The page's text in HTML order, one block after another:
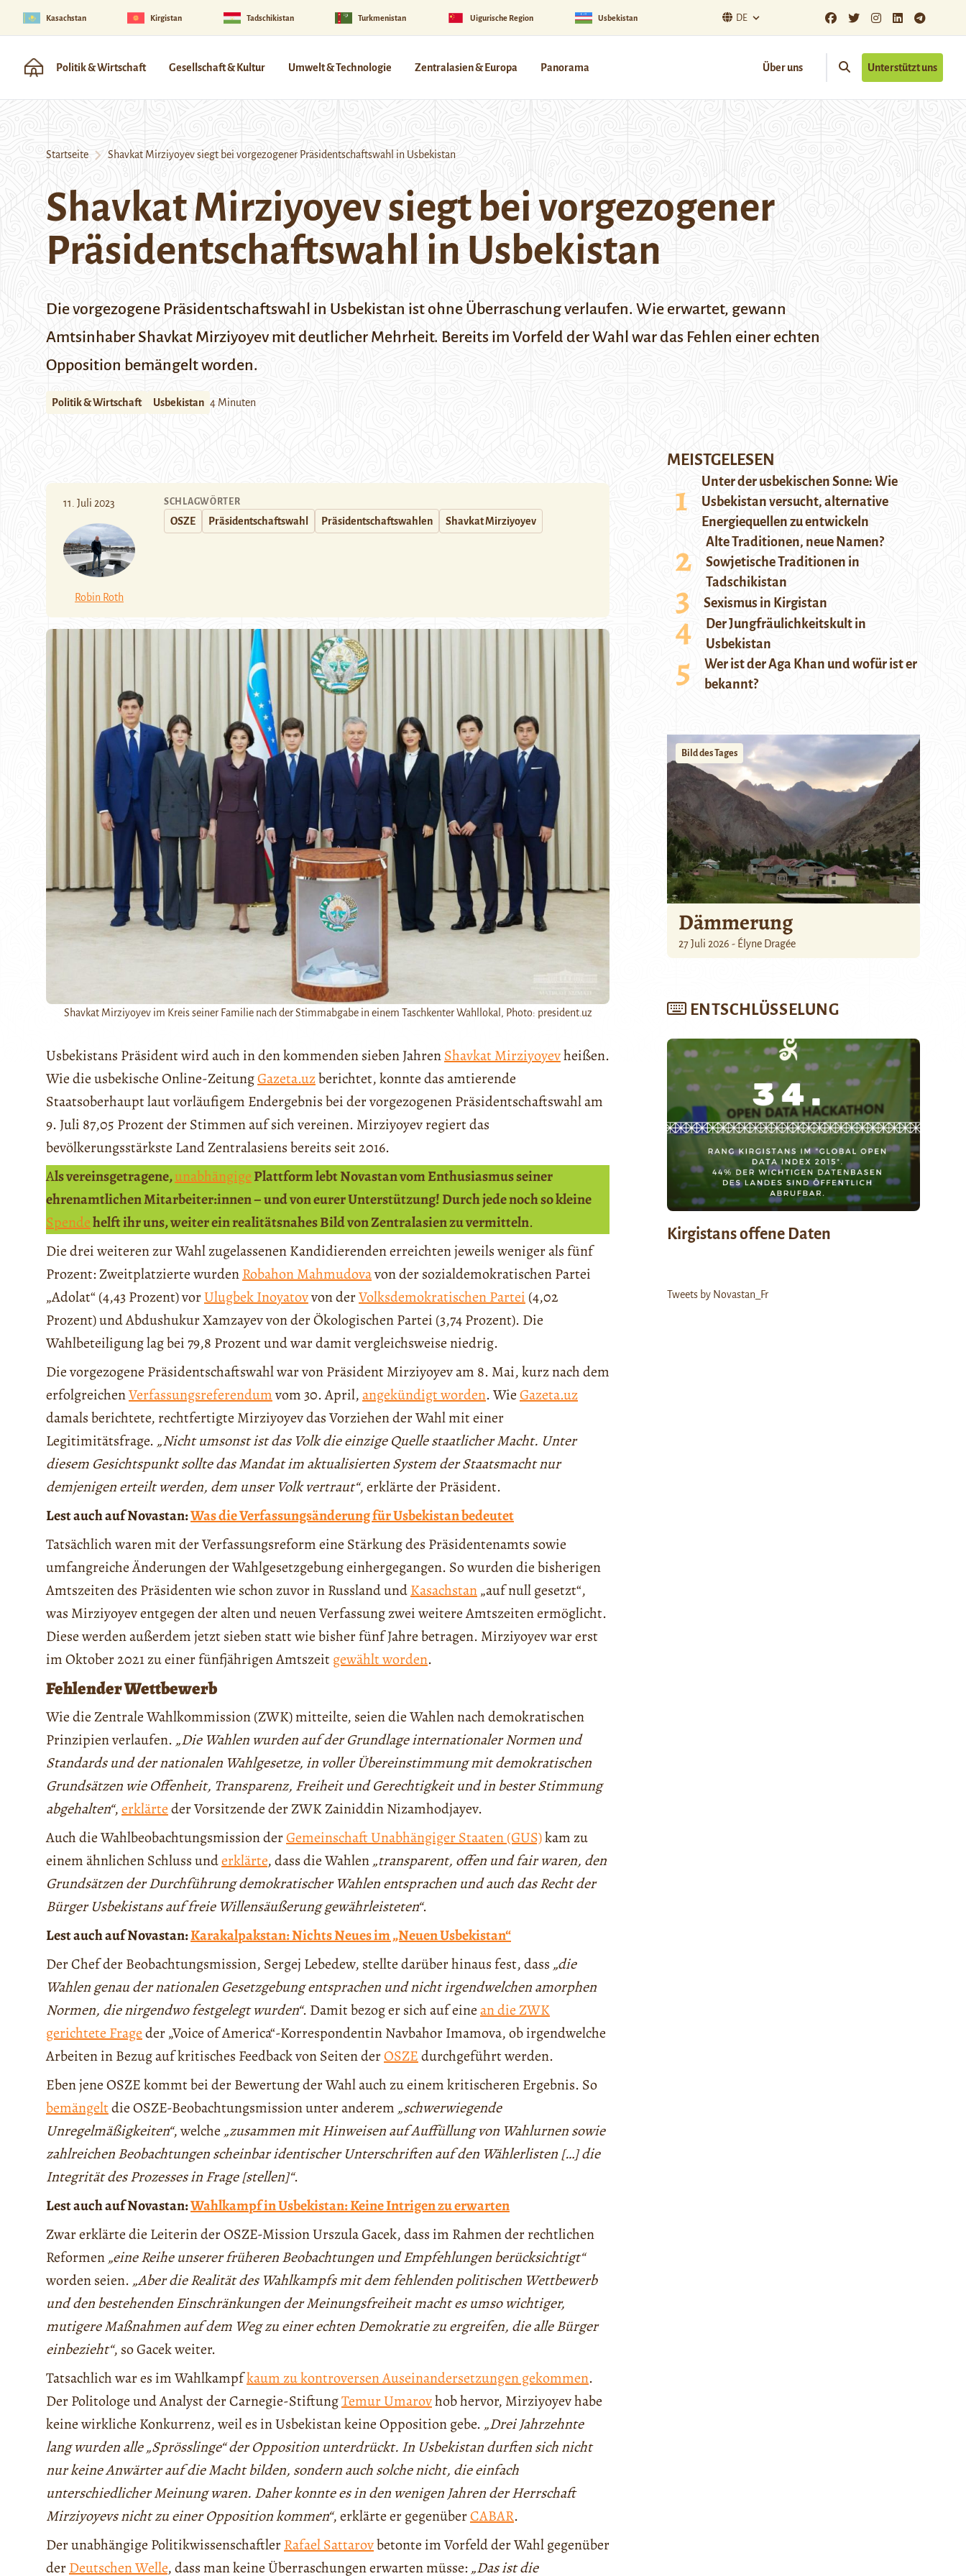
Kasachstan Kirgistan Tadschikistan Turkmenistan Uigurische Region Usbekistan DE
Politik & Wirtschaft Gesellschaft & Kultur Umwelt & Technologie Zentralasien & Europa Panorama Über uns Unterstützt uns
Startseite Shavkat Mirziyoyev siegt bei vorgezogener Präsidentschaftswahl in Usbekistan
Shavkat Mirziyoyev siegt bei vorgezogener
Präsidentschaftswahl in Usbekistan
Die vorgezogene Präsidentschaftswahl in Usbekistan ist ohne Überraschung verlaufen. Wie erwartet, gewann
Amtsinhaber Shavkat Mirziyoyev mit deutlicher Mehrheit. Bereits im Vorfeld der Wahl war das Fehlen einer echten
Opposition bemängelt worden.
Politik & Wirtschaft Usbekistan 4 Minuten
11. Juli 2023
Robin Roth
SCHLAGWÖRTER
OSZE Präsidentschaftswahl Präsidentschaftswahlen Shavkat Mirziyoyev
Shavkat Mirziyoyev im Kreis seiner Familie nach der Stimmabgabe in einem Taschkenter Wahllokal, Photo: president.uz
Usbekistans Präsident wird auch in den kommenden sieben JahrenShavkat Mirziyoyevheißen.
Wie die usbekische Online-ZeitungGazeta.uzberichtet, konnte das amtierende
Staatsoberhaupt laut vorläufigem Endergebnis bei der vorgezogenen Präsidentschaftswahl am
9. Juli 87,05 Prozent der Stimmen auf sich vereinen. Mirziyoyev regiert das
bevölkerungsstärkste Land Zentralasiens bereits seit 2016.
Als vereinsgetragene,unabhängigePlattform lebt Novastan vom Enthusiasmus seiner
ehrenamtlichen Mitarbeiter:innen – und von eurer Unterstützung! Durch jede noch so kleine
Spendehelft ihr uns, weiter ein realitätsnahes Bild von Zentralasien zu vermitteln.
Die drei weiteren zur Wahl zugelassenen Kandidierenden erreichten jeweils weniger als fünf
Prozent: Zweitplatzierte wurdenRobahon Mahmudovavon der sozialdemokratischen Partei
„Adolat“ (4,43 Prozent) vorUlugbek Inoyatovvon derVolksdemokratischen Partei (4,02
Prozent) und Abdushukur Xamzayev von der Ökologischen Partei (3,74 Prozent). Die
Wahlbeteiligung lag bei 79,8 Prozent und war damit vergleichsweise niedrig.
Die vorgezogene Präsidentschaftswahl war von Präsident Mirziyoyev am 8. Mai, kurz nach dem
erfolgreichenVerfassungsreferendumvom 30. April,angekündigt worden. WieGazeta.uz
damals berichtete, rechtfertigte Mirziyoyev das Vorziehen der Wahl mit einer
Legitimitätsfrage. „Nicht umsonst ist das Volk die einzige Quelle staatlicher Macht. Unter
diesem Gesichtspunkt sollte das Mandat im aktualisierten System der Staatsmacht nur
demjenigen erteilt werden, dem unser Volk vertraut“, erklärte der Präsident.
Lest auch auf Novastan:Was die Verfassungsänderung für Usbekistan bedeutet
Tatsächlich waren mit der Verfassungsreform eine Stärkung des Präsidentenamts sowie
umfangreiche Änderungen der Wahlgesetzgebung einhergegangen. So wurden die bisherigen
Amtszeiten des Präsidenten wie schon zuvor in Russland undKasachstan„auf null gesetzt“,
was Mirziyoyev entgegen der alten und neuen Verfassung zwei weitere Amtszeiten ermöglicht.
Diese werden außerdem jetzt sieben statt wie bisher fünf Jahre betragen. Mirziyoyev war erst
im Oktober 2021 zu einer fünfjährigen Amtszeitgewählt worden.
Fehlender Wettbewerb
Wie die Zentrale Wahlkommission (ZWK) mitteilte, seien die Wahlen nach demokratischen
Prinzipien verlaufen. „Die Wahlen wurden auf der Grundlage internationaler Normen und
Standards und der nationalen Wahlgesetze, in voller Übereinstimmung mit demokratischen
Grundsätzen wie Offenheit, Transparenz, Freiheit und Gerechtigkeit und in bester Stimmung
abgehalten“,erklärteder Vorsitzende der ZWK Zainiddin Nizamhodjayev.
Auch die Wahlbeobachtungsmission derGemeinschaft Unabhängiger Staaten (GUS)kam zu
einem ähnlichen Schluss underklärte, dass die Wahlen„transparent, offen und fair waren, den
Grundsätzen der Durchführung demokratischer Wahlen entsprachen und auch das Recht der
Bürger Usbekistans auf freie Willensäußerung gewährleisteten“.
Lest auch auf Novastan:Karakalpakstan: Nichts Neues im „Neuen Usbekistan“
Der Chef der Beobachtungsmission, Sergej Lebedew, stellte darüber hinaus fest, dass „die
Wahlen genau der nationalen Gesetzgebung entsprachen und nicht irgendwelchen amorphen
Normen, die nirgendwo festgelegt wurden“. Damit bezog er sich auf einean die ZWK
gerichtete Frageder „Voice of America“-Korrespondentin Navbahor Imamova, ob irgendwelche
Arbeiten in Bezug auf kritisches Feedback von Seiten derOSZEdurchgeführt werden.
Eben jene OSZE kommt bei der Bewertung der Wahl auch zu einem kritischeren Ergebnis. So
bemängeltdie OSZE-Beobachtungsmission unter anderem „schwerwiegende
Unregelmäßigkeiten“, welche „zusammen mit Hinweisen auf Auffüllung von Wahlurnen sowie
zahlreichen Beobachtungen scheinbar identischer Unterschriften auf den Wählerlisten […] die
Integrität des Prozesses in Frage [stellen]“.
Lest auch auf Novastan:Wahlkampf in Usbekistan: Keine Intrigen zu erwarten
Zwar erklärte die Leiterin der OSZE-Mission Urszula Gacek, dass im Rahmen der rechtlichen
Reformen„eine Reihe unserer früheren Beobachtungen und Empfehlungen berücksichtigt“
worden seien. „Aber die Realität des Wahlkampfs mit dem fehlenden politischen Wettbewerb
und den bestehenden Einschränkungen der Meinungsfreiheit macht es umso wichtiger,
mutigere Maßnahmen auf dem Weg zu einer echten Demokratie zu ergreifen, die alle Bürger
einbezieht“, so Gacek weiter.
Tatsachlich war es im Wahlkampfkaum zu kontroversen Auseinandersetzungen gekommen.
Der Politologe und Analyst der Carnegie-StiftungTemur Umarovhob hervor, Mirziyoyev habe
keine wirkliche Konkurrenz, weil es in Usbekistan keine Opposition gebe. „Drei Jahrzehnte
lang wurden alle „Sprösslinge“ der Opposition unterdrückt. In Usbekistan durften sich nicht
nur keine Anwärter auf die Macht bilden, sondern auch solche nicht, die einfach
unterschiedlicher Meinung waren. Daher konnte es in den wenigen Jahren der Herrschaft
Mirziyoyevs nicht zu einer Opposition kommen“, erklärte er gegenüberCABAR.
Der unabhängige PolitikwissenschaftlerRafael Sattarovbetonte im Vorfeld der Wahl gegenüber
derDeutschen Welle, dass man keine Überraschungen erwarten müsse: „Das ist die
MEISTGELESEN
Unter der usbekischen Sonne: Wie
Usbekistan versucht, alternative
Energiequellen zu entwickeln
Alte Traditionen, neue Namen?
Sowjetische Traditionen in
Tadschikistan
Sexismus in Kirgistan
Der Jungfräulichkeitskult in
Usbekistan
Wer ist der Aga Khan und wofür ist er
bekannt?
Bild des Tages
Dämmerung
27 Juli 2026 - Élyne Dragée
ENTSCHLÜSSELUNG
Kirgistans offene Daten
Tweets by Novastan_Fr